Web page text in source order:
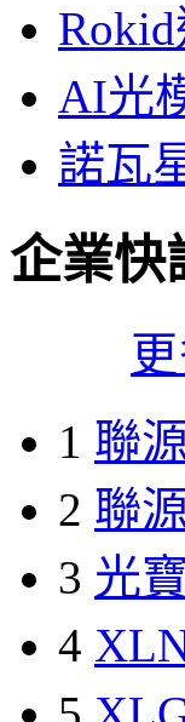
AI光
諾瓦
企業快
1 聯
2 聯
3 光
4